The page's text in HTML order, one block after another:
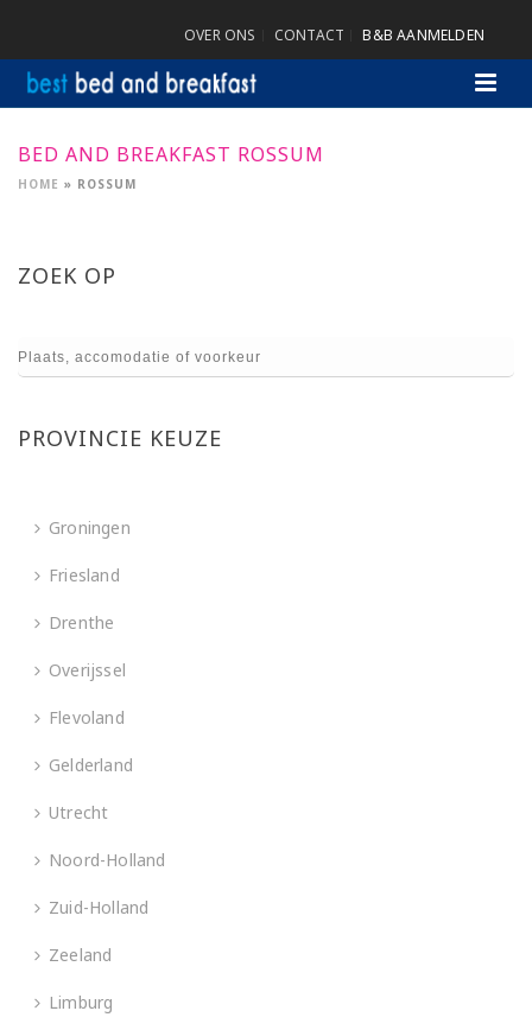
OVER ONS CONTACT B&B AANMELDEN
BED AND BREAKFAST ROSSUM
HOME » ROSSUM
ZOEK OP
PROVINCIE KEUZE
Groningen
Friesland
Drenthe
Overijssel
Flevoland
Gelderland
Utrecht
Noord-Holland
Zuid-Holland
Zeeland
Limburg